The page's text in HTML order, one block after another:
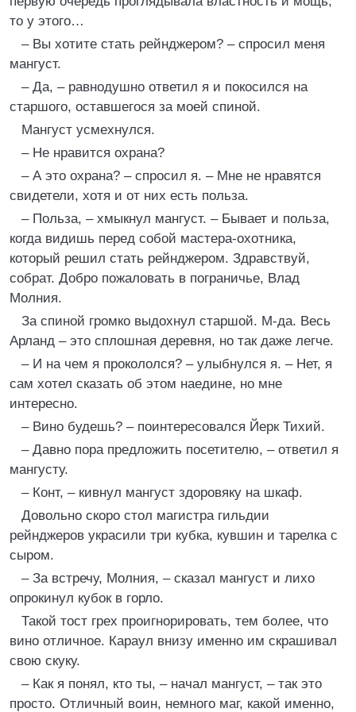
то у этого…
– Вы хотите стать рейнджером? – спросил меня
мангуст.
– Да, – равнодушно ответил я и покосился на
старшого, оставшегося за моей спиной.
Мангуст усмехнулся.
– Не нравится охрана?
– А это охрана? – спросил я. – Мне не нравятся
свидетели, хотя и от них есть польза.
– Польза, – хмыкнул мангуст. – Бывает и польза,
когда видишь перед собой мастера-охотника,
который решил стать рейнджером. Здравствуй,
собрат. Добро пожаловать в пограничье, Влад
Молния.
За спиной громко выдохнул старшой. М-да. Весь
Арланд – это сплошная деревня, но так даже легче.
– И на чем я прокололся? – улыбнулся я. – Нет, я
сам хотел сказать об этом наедине, но мне
интересно.
– Вино будешь? – поинтересовался Йерк Тихий.
– Давно пора предложить посетителю, – ответил я
мангусту.
– Конт, – кивнул мангуст здоровяку на шкаф.
Довольно скоро стол магистра гильдии
рейнджеров украсили три кубка, кувшин и тарелка с
сыром.
– За встречу, Молния, – сказал мангуст и лихо
опрокинул кубок в горло.
Такой тост грех проигнорировать, тем более, что
вино отличное. Караул внизу именно им скрашивал
свою скуку.
– Как я понял, кто ты, – начал мангуст, – так это
просто. Отличный воин, немного маг, какой именно,